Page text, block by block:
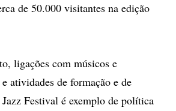
de 50.000 visitantes na edição
ligações com músicos e
atividades de formação e de
Festival é exemplo de política